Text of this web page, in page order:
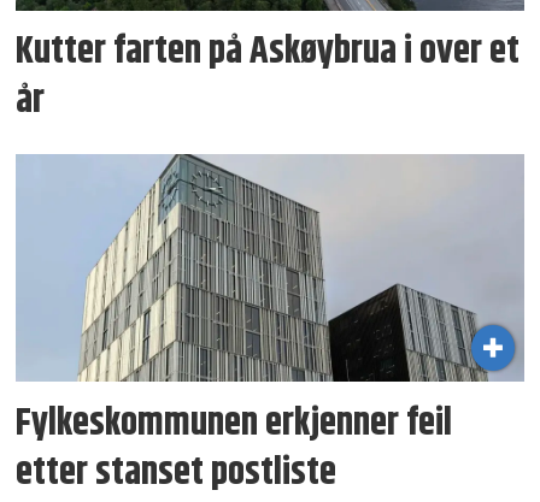
Kutter farten på Askøybrua i over et
år
Fylkeskommunen erkjenner feil
etter stanset postliste